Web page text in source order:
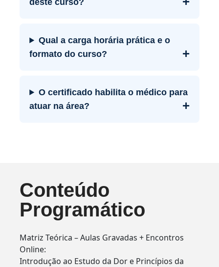
deste curso?
Qual a carga horária prática e o
formato do curso?
+
O certificado habilita o médico para
atuar na área?
+
Conteúdo
Programático
Matriz Teórica – Aulas Gravadas + Encontros
Online:
Introdução ao Estudo da Dor e Princípios da